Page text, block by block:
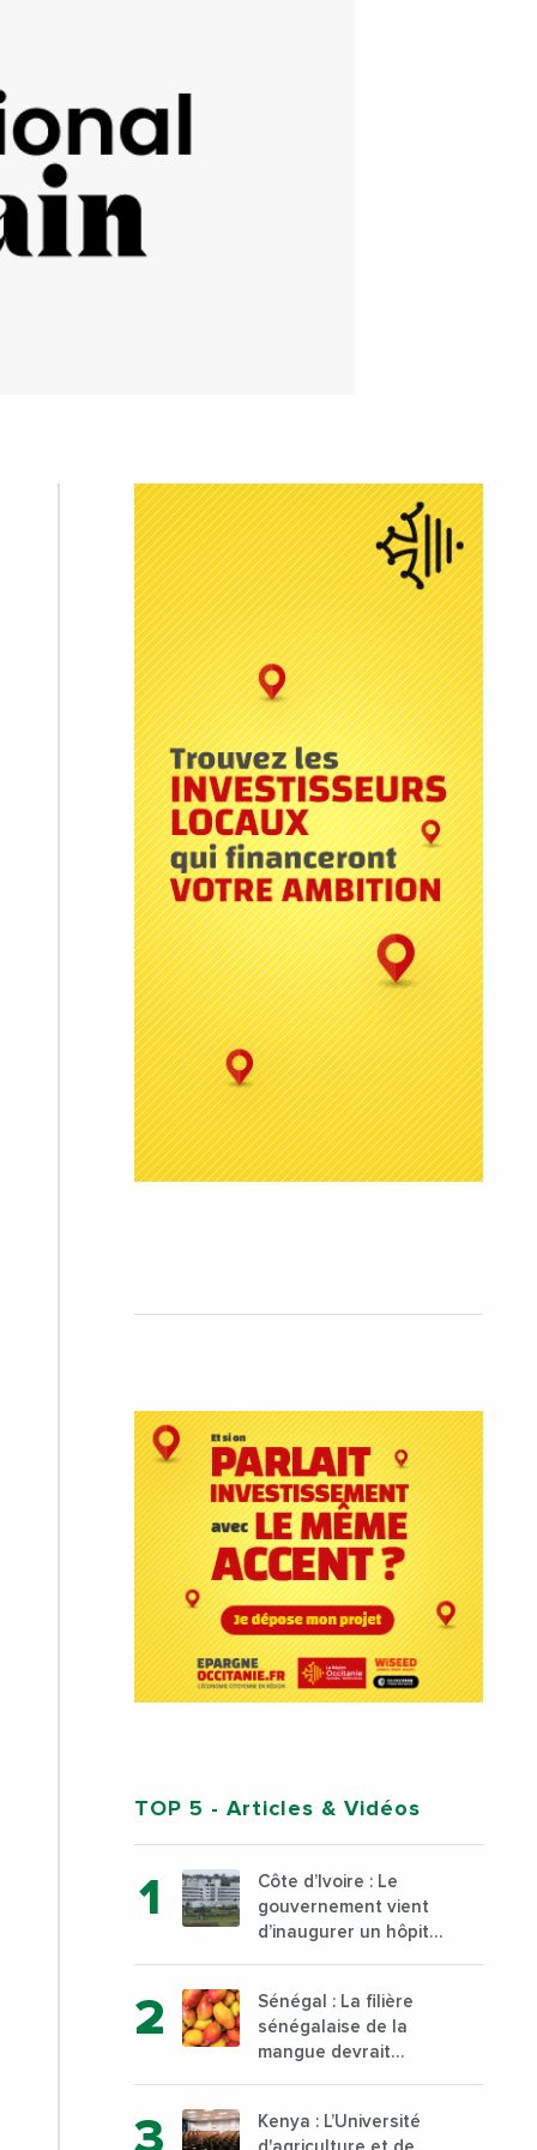
TOP 5 - Articles & Vidéos
Côte d’Ivoire : Le
gouvernement vient
d’inaugurer un hôpital
au sud du pays
Sénégal : La filière
sénégalaise de la
mangue devrait
000 tonnes produites
Kenya : L’Université